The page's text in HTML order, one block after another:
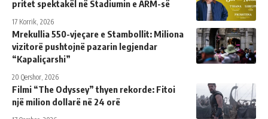
pritet spektakël në Stadiumin e ARM-së
17 Korrik, 2026
Mrekullia 550-vjeçare e Stambollit: Miliona
vizitorë pushtojnë pazarin legjendar
“Kapaliçarshi”
20 Qershor, 2026
Filmi “The Odyssey” thyen rekorde: Fitoi
një milion dollarë në 24 orë